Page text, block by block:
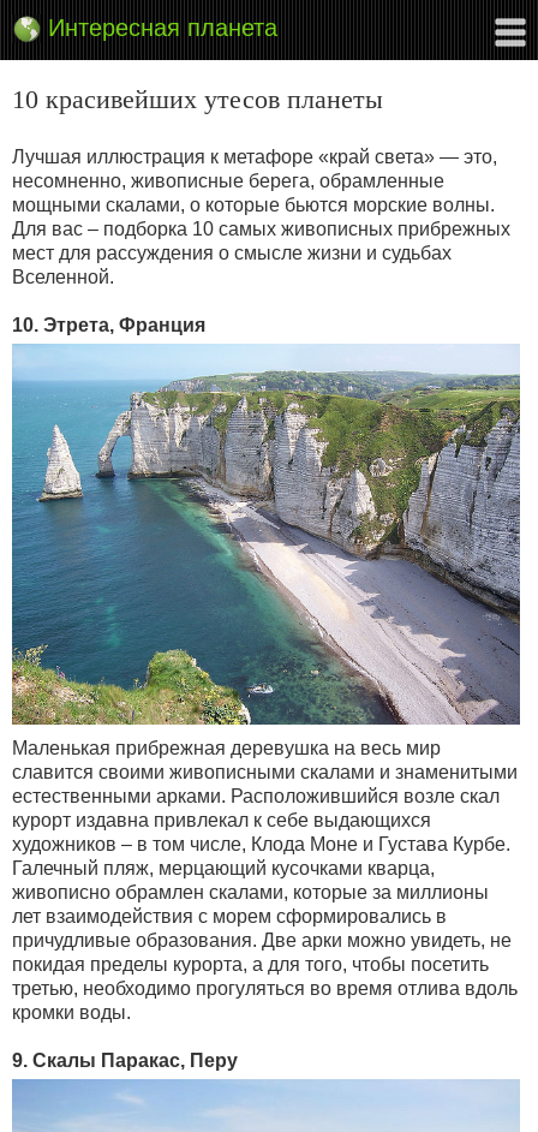
Интересная планета
10 красивейших утесов планеты
Лучшая иллюстрация к метафоре «край света» — это,
несомненно, живописные берега, обрамленные
мощными скалами, о которые бьются морские волны.
Для вас – подборка 10 самых живописных прибрежных
мест для рассуждения о смысле жизни и судьбах
Вселенной.
10. Этрета, Франция
Маленькая прибрежная деревушка на весь мир
славится своими живописными скалами и знаменитыми
естественными арками. Расположившийся возле скал
курорт издавна привлекал к себе выдающихся
художников – в том числе, Клода Моне и Густава Курбе.
Галечный пляж, мерцающий кусочками кварца,
живописно обрамлен скалами, которые за миллионы
лет взаимодействия с морем сформировались в
причудливые образования. Две арки можно увидеть, не
покидая пределы курорта, а для того, чтобы посетить
третью, необходимо прогуляться во время отлива вдоль
кромки воды.
9. Скалы Паракас, Перу